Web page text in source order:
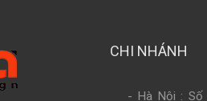
CHI NHÁNH
- Hà Nội : Số